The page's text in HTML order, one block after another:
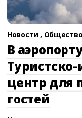
Новости , Общество
В
центр
гостей